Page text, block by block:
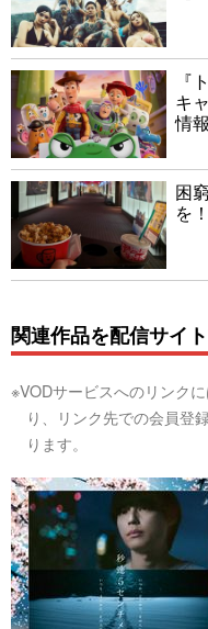
『
キ
情
困
を
関連作品を配信サイ
※VODサービスへのリンク
り、リンク先での会員登
ります。